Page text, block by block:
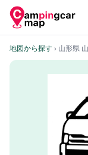
地図から探す› 山形県